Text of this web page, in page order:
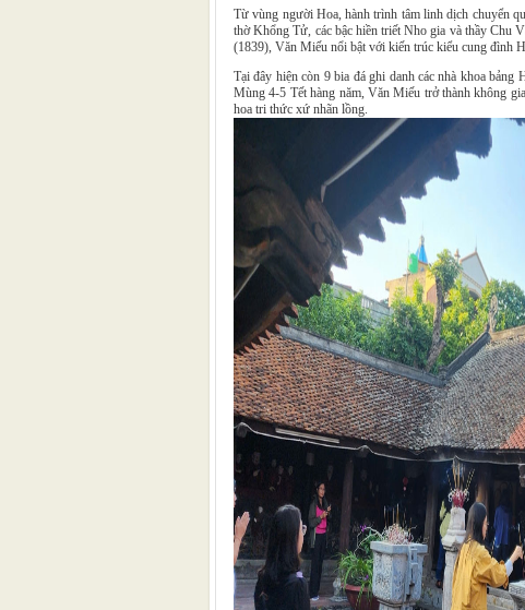
Từ vùng người Hoa, hành trình tâm linh dịch chuyển
thờ Khổng Tử, các bậc hiền triết Nho gia và thầy
(1839), Văn Miếu nổi bật với kiến trúc kiểu cung đình
Tại đây hiện còn 9 bia đá ghi danh các nhà khoa
Mùng 4-5 Tết hàng năm, Văn Miếu trở thành không
hoa tri thức xứ nhãn lồng.